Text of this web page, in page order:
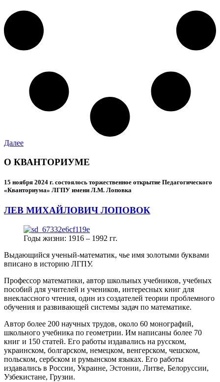
Далее
О КВАНТОРИУМЕ
15 ноября 2024 г. состоялось торжественное открытие Педагогического
«Кванториума» ЛГПУ имени Л.М. Лоповка
ЛЕВ МИХАЙЛОВИЧ ЛОПОВОК
Годы жизни: 1916 – 1992 гг.
Выдающийся ученый-математик, чье имя золотыми буквами
вписано в историю ЛГПУ.
Профессор математики, автор школьных учебников, учебных
пособий для учителей и учеников, интересных книг для
внеклассного чтения, один из создателей теории проблемного
обучения и развивающей системы задач по математике.
Автор более 200 научных трудов, около 60 монографий,
школьного учебника по геометрии. Им написаны более 70
книг и 150 статей. Его работы издавались на русском,
украинском, болгарском, немецком, венгерском, чешском,
польском, сербском и румынском языках. Его работы
издавались в России, Украине, Эстонии, Литве, Белоруссии,
Узбекистане, Грузии.